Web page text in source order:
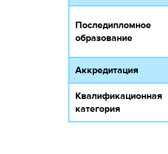
Последипломное
образование
Аккредитация
Квалификационная
категория